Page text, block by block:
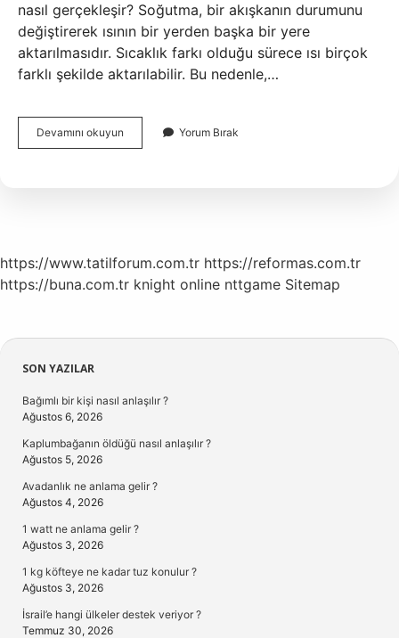
nasıl gerçekleşir? Soğutma, bir akışkanın durumunu
değiştirerek ısının bir yerden başka bir yere
aktarılmasıdır. Sıcaklık farkı olduğu sürece ısı birçok
farklı şekilde aktarılabilir. Bu nedenle,…
Devamını okuyun Soğutma
Makinesi
Yorum Bırak
https://www.tatilforum.com.tr https://reformas.com.tr
https://buna.com.tr knight online nttgame Sitemap
Sidebar
SON YAZILAR
Bağımlı bir kişi nasıl anlaşılır ?
Ağustos 6, 2026
Kaplumbağanın öldüğü nasıl anlaşılır ?
Ağustos 5, 2026
Avadanlık ne anlama gelir ?
Ağustos 4, 2026
1 watt ne anlama gelir ?
Ağustos 3, 2026
1 kg köfteye ne kadar tuz konulur ?
Ağustos 3, 2026
İsrail’e hangi ülkeler destek veriyor ?
Temmuz 30, 2026